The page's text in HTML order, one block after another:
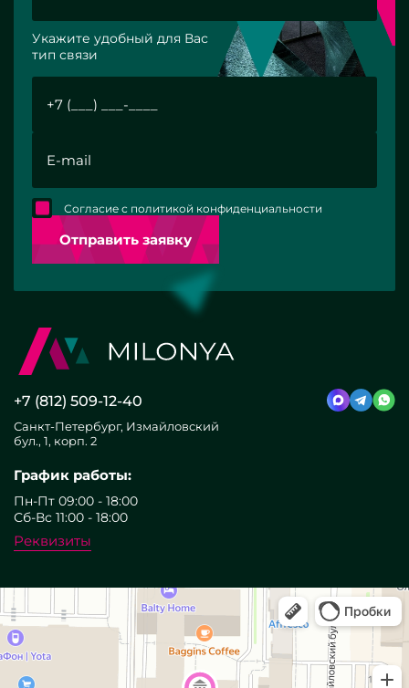
Укажите удобный для Вас
тип связи
Отправить заявку
Согласие с политикой конфиденциальности
+7 (812) 509-12-40
Санкт-Петербург, Измайловский
бул., 1, корп. 2
График работы:
Пн-Пт 09:00 - 18:00
Сб-Вс 11:00 - 18:00
Реквизиты